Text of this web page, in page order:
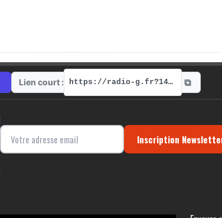
Lien court : https://radio-g.fr?14875 ⧉
Inscription